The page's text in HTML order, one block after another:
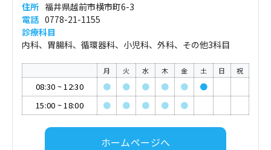
住所 福井県越前市横市町6-3
電話 0778-21-1155
診療科目
内科、胃腸科、循環器科、小児科、外科、その他3科目
月 火 水 木 金 土 日 祝
08:30 ~12:30 ● ● ● ● ●
●
15:00 ~18:00 ● ● ● ● ●
ホームページへ